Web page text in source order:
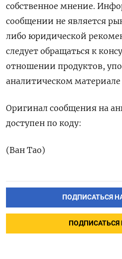
собственное мнение.
сообщении не является
либо юридической
следует обращаться к
отношении продуктов,
аналитическом материале
Оригинал сообщения на
доступен по коду:
(Ван Тао)
ПОДПИСАТЬСЯ
ПОДПИСАТЬСЯ